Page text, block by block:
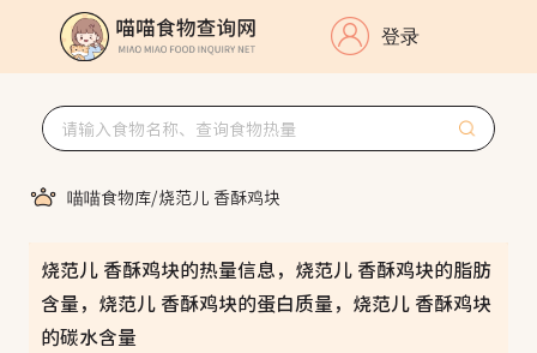
登录
喵喵食物库/烧范儿 香酥鸡块
烧范儿 香酥鸡块的热量信息，烧范儿 香酥鸡块的脂肪
含量，烧范儿 香酥鸡块的蛋白质量，烧范儿 香酥鸡块
的碳水含量